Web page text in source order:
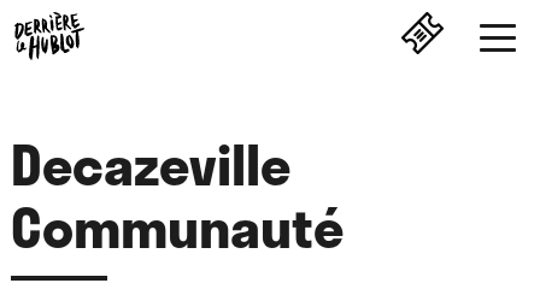
Decazeville
Communauté